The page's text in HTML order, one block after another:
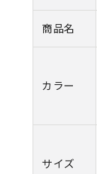
商品名
カラー
サイズ